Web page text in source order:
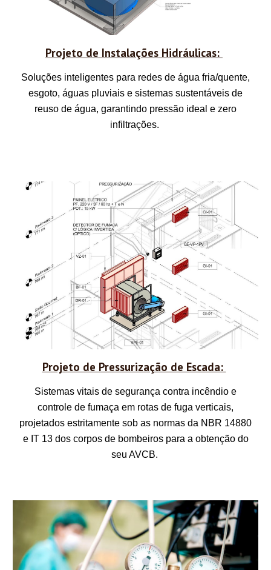
Projeto de Instalações Hidráulicas:
Soluções inteligentes para redes de água fria/quente,
esgoto, águas pluviais e sistemas sustentáveis de
reuso de água, garantindo pressão ideal e zero
infiltrações.
Projeto de Pressurização de Escada:
Sistemas vitais de segurança contra incêndio e
controle de fumaça em rotas de fuga verticais,
projetados estritamente sob as normas da NBR 14880
e IT 13 dos corpos de bombeiros para a obtenção do
seu AVCB.